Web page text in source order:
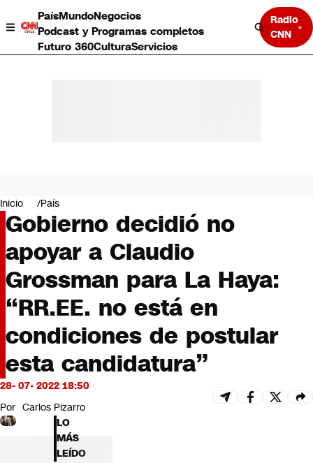
PaísMundoNegocios
Podcast y Programas completos
Futuro 360CulturaServicios
Radio
CNN
Negocios
Deportes
Programas completos
Cultura
Servicios
Bits
CNN tiempo
Futuro 360
Opinión
Inicio País
Gobierno decidió no
apoyar a Claudio
Grossman para La Haya:
“RR.EE. no está en
condiciones de postular
esta candidatura”
28- 07- 2022 18:50
Por Carlos Pizarro
LO
MÁS
LEÍDO